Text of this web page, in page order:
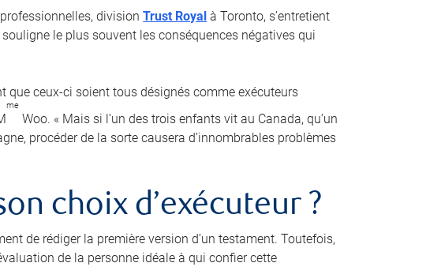
professionnelles, divisionTrust Royal à Toronto, s’entretient
le plus souvent les conséquences négatives qui
que ceux-ci soient tous désignés comme exécuteurs
me
Woo. « Mais si l’un des trois enfants vit au Canada, qu’un
procéder de la sorte causera d’innombrables problèmes
choix d’exécuteur ?
de rédiger la première version d’un testament. Toutefois,
de la personne idéale à qui confier cette